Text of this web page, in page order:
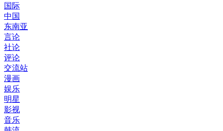
国际
中国
东南亚
言论
社论
评论
交流站
漫画
娱乐
明星
影视
音乐